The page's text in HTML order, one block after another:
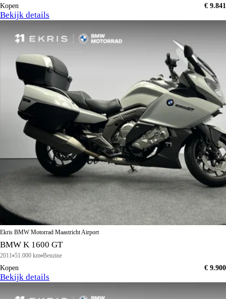
Kopen € 9.841
Bekijk details
Ekris BMW Motorrad Maastricht Airport
BMW K 1600 GT
2011 51.000 km Benzine
Kopen € 9.900
Bekijk details